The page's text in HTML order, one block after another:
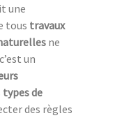
une
tous travaux
ne
un
types de
des règles